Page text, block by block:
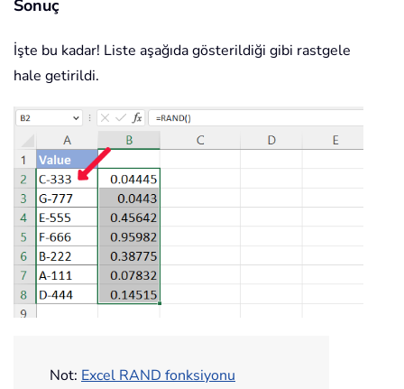
Sonuç
İşte bu kadar! Liste aşağıda gösterildiği gibi rastgele
hale getirildi.
Not: Excel RAND fonksiyonu